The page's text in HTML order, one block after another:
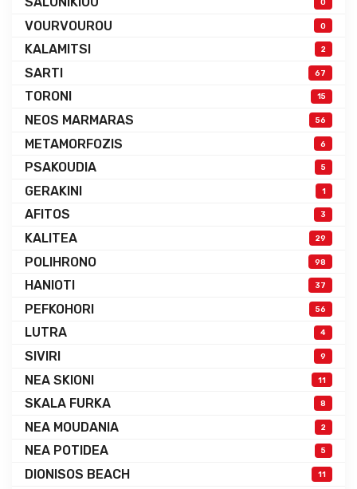
0
VOURVOUROU 0
KALAMITSI 2
SARTI 67
TORONI 15
NEOS MARMARAS 56
METAMORFOZIS 6
PSAKOUDIA 5
GERAKINI 1
AFITOS 3
KALITEA 29
POLIHRONO 98
HANIOTI 37
PEFKOHORI 56
LUTRA 4
SIVIRI 9
NEA SKIONI 11
SKALA FURKA 8
NEA MOUDANIA 2
NEA POTIDEA 5
DIONISOS BEACH 11